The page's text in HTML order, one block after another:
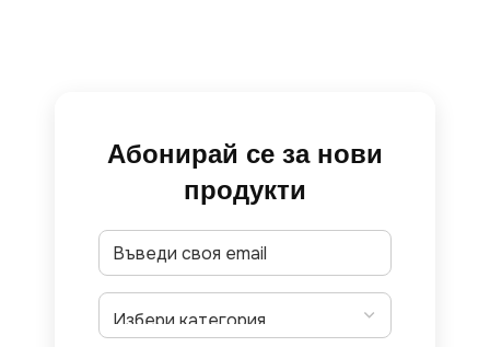
Абонирай се за нови
продукти